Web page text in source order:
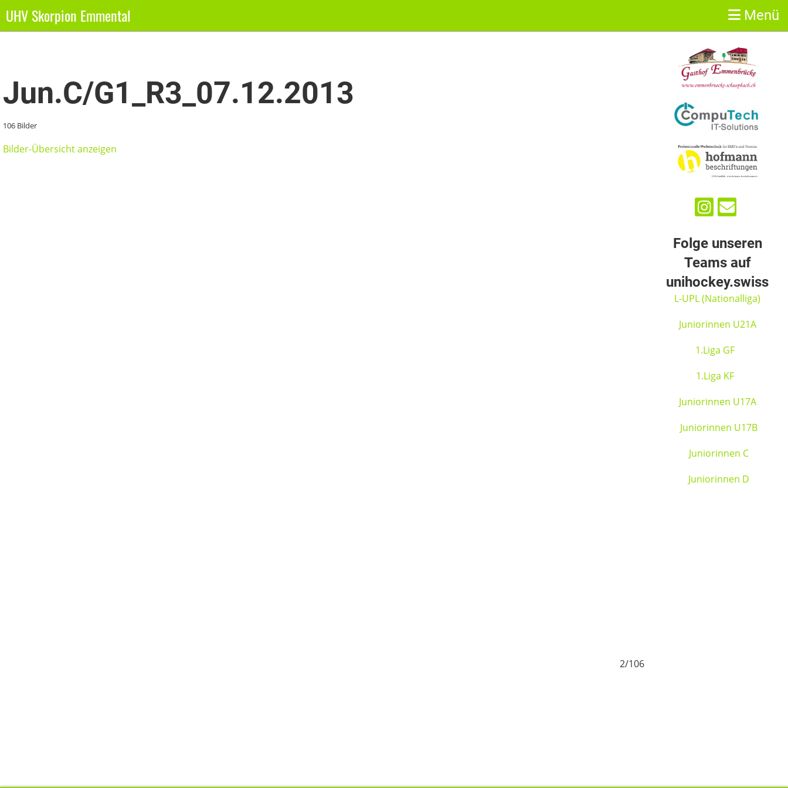
UHV Skorpion Emmental Menü
Zurück
Jun.C/G1_R3_07.12.2013
106 Bilder
Bilder-Übersicht anzeigen
2/106
Folge unseren
Teams auf
unihockey.swiss
L-UPL (Nationalliga)
Juniorinnen U21A
1.Liga GF
1.Liga KF
Juniorinnen U17A
Juniorinnen U17B
Juniorinnen C
Juniorinnen D